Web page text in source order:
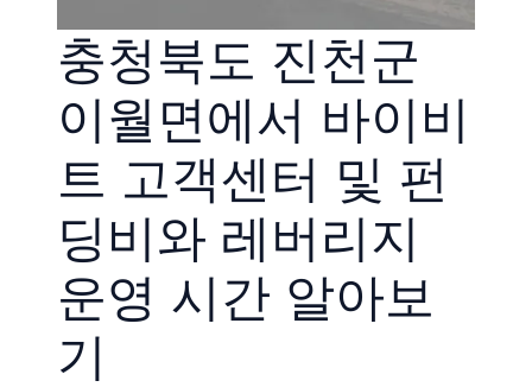
충청북도 진천군
이월면에서 바이비
트 고객센터 및 펀
딩비와 레버리지
운영 시간 알아보
기